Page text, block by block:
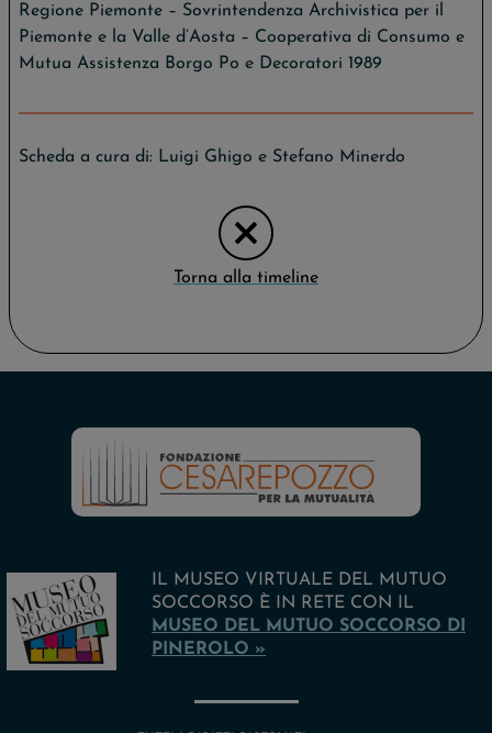
Regione Piemonte – Sovrintendenza Archivistica per il
Piemonte e la Valle d’Aosta – Cooperativa di Consumo e
Mutua Assistenza Borgo Po e Decoratori 1989
Scheda a cura di: Luigi Ghigo e Stefano Minerdo
Torna alla timeline
IL MUSEO VIRTUALE DEL MUTUO
SOCCORSO È IN RETE CON IL
MUSEO DEL MUTUO SOCCORSO DI
PINEROLO »